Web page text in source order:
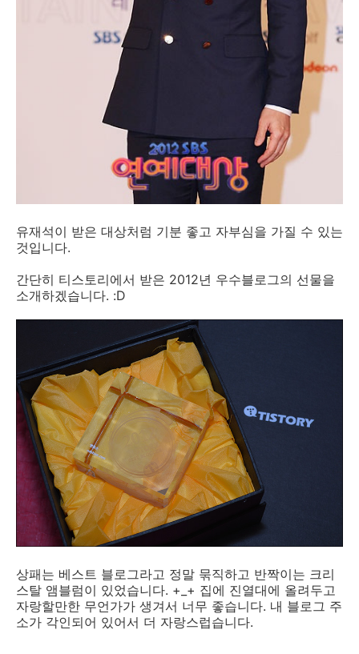
유재석이 받은 대상처럼 기분 좋고 자부심을 가질 수 있는
것입니다.
간단히 티스토리에서 받은 2012년 우수블로그의 선물을
소개하겠습니다. :D
상패는 베스트 블로그라고 정말 묶직하고 반짝이는 크리
스탈 앰블럼이 있었습니다. +_+ 집에 진열대에 올려두고
자랑할만한 무언가가 생겨서 너무 좋습니다. 내 블로그 주
소가 각인되어 있어서 더 자랑스럽습니다.